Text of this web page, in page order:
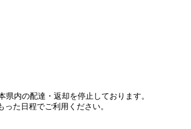
内の配達・返却を停止しております。
た日程でご利用ください。